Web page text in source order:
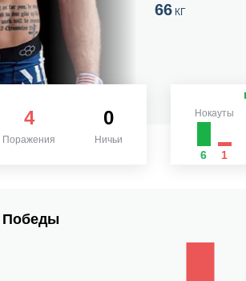
66КГ
4
Поражения
0
Ничьи
Нокауты
6 1
Победы